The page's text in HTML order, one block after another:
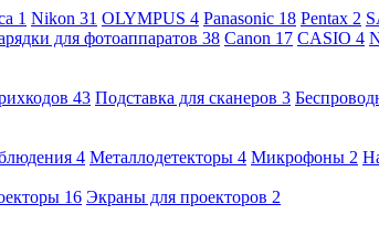
1 Nikon 31 OLYMPUS 4 Panasonic 18 Pentax 2
для фотоаппаратов 38 Canon 17 CASIO 4
43 Подставка для сканеров 3
4 Металлодетекторы 4 Микрофоны 2
16 Экраны для проекторов 2